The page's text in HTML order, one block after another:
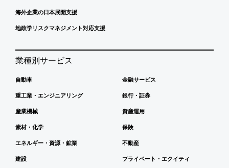
海外企業の日本展開支援
地政学リスクマネジメント対応支援
業種別サービス
自動車
重工業・エンジニアリング
産業機械
素材・化学
エネルギー・資源・鉱業
建設
金融サービス
銀行・証券
資産運用
保険
不動産
プライベート・エクイティ